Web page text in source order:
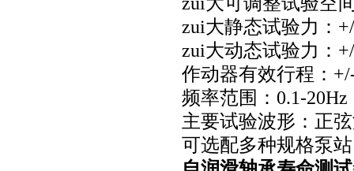
zui大静态试验力：
zui大动态试验力：
作动器有效行程：
频率范围：0.1-20Hz
主要试验波形：正
可选配多种规格泵